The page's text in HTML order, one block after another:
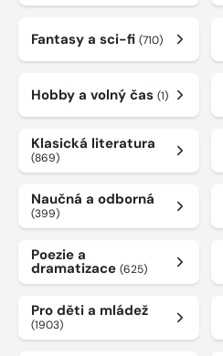
Fantasy a sci-fi (710)
Hobby a volný čas (1)
Klasická literatura
(869)
Naučná a odborná
(399)
Poezie a
dramatizace (625)
Pro děti a mládež
(1903)